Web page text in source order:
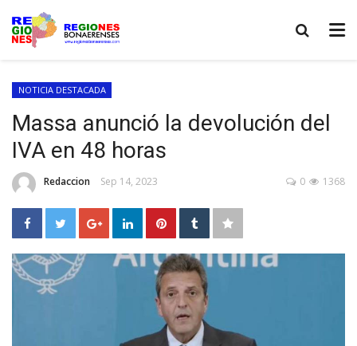
NOTICIA DESTACADA
Massa anunció la devolución del
IVA en 48 horas
Redaccion Sep 14, 2023 1368
0